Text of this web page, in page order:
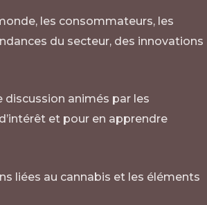
les consommateurs, les
du secteur, des innovations
animés par les
et pour en apprendre
liées au cannabis et les éléments